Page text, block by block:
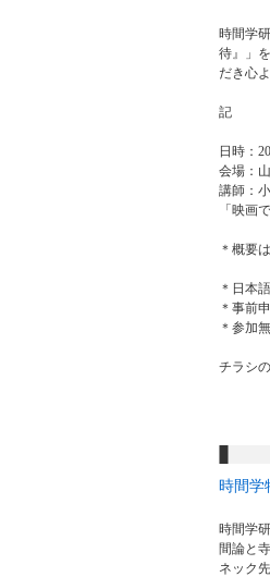
時間学
待』」
だき心
記
日時：
会場：
講師：
「映画
＊概要
＊日本
＊事前
＊参加
チラシ
時間学
時間学
間論と
ネック